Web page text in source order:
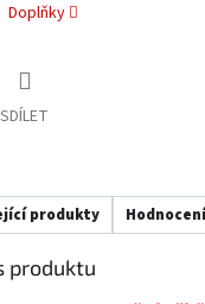
Doplňky
SDÍLET
produkty Hodnocení
produktu